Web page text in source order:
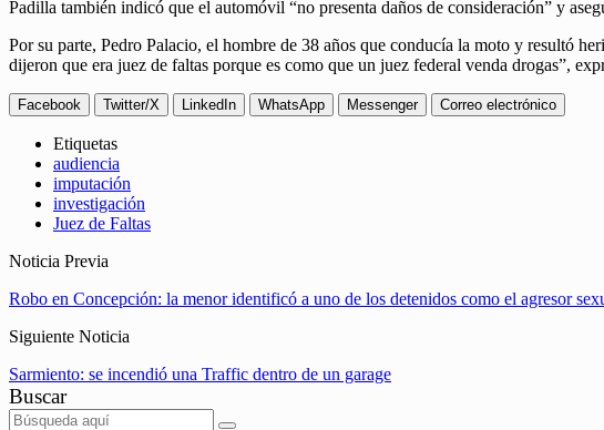
Padilla también indicó que el automóvil “no presenta daños de consideración” y
Por su parte, Pedro Palacio, el hombre de 38 años que conducía la moto y resultó
dijeron que era juez de faltas porque es como que un juez federal venda drogas”,
Facebook Twitter/X LinkedIn WhatsApp Messenger Correo electrónico
Etiquetas
audiencia
imputación
investigación
Juez de Faltas
Noticia Previa
Robo en Concepción: la menor identificó a uno de los detenidos como el agresor
Siguiente Noticia
Sarmiento: se incendió una Traffic dentro de un garage
Buscar